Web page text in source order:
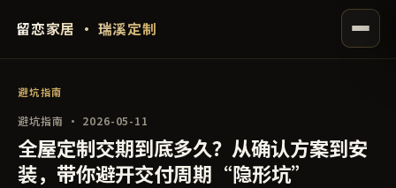
留恋家居 · 瑞溪定制
避坑指南
避坑指南 · 2026-05-11
全屋定制交期到底多久？从确认方案到安
装，带你避开交付周期“隐形坑”